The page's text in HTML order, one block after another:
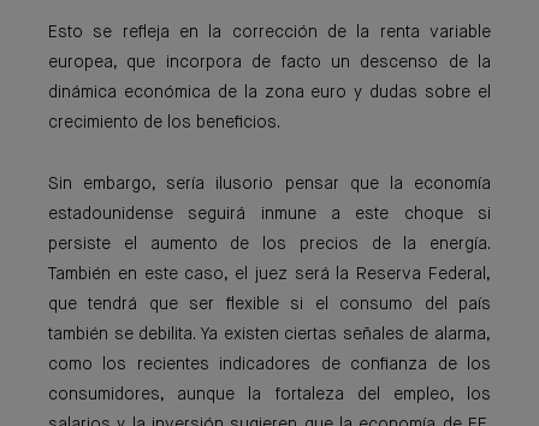
Esto se refleja en la corrección de la renta variable
europea, que incorpora de facto un descenso de la
dinámica económica de la zona euro y dudas sobre el
crecimiento de los beneficios.
Sin embargo, sería ilusorio pensar que la economía
estadounidense seguirá inmune a este choque si
persiste el aumento de los precios de la energía.
También en este caso, el juez será la Reserva Federal,
que tendrá que ser flexible si el consumo del país
también se debilita. Ya existen ciertas señales de alarma,
como los recientes indicadores de confianza de los
consumidores, aunque la fortaleza del empleo, los